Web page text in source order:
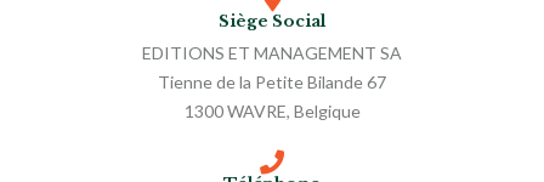
Siège Social
EDITIONS ET MANAGEMENT SA
Tienne de la Petite Bilande 67
1300 WAVRE, Belgique